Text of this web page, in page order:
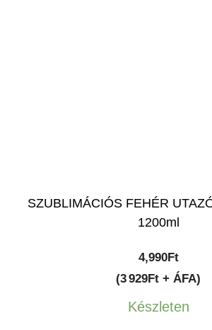
SZUBLIMÁCIÓS FEHÉR
1200ml
4,990Ft
(3 929Ft + ÁFA)
Készleten